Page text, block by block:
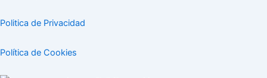
Politica de Privacidad
Política de Cookies